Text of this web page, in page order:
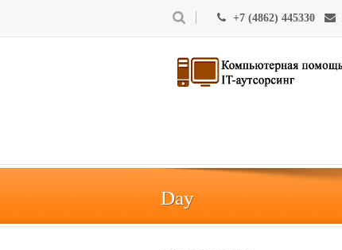
+7 (4862) 445330
Day